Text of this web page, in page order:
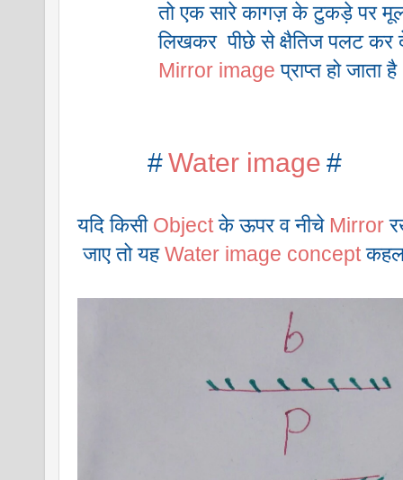
तो एक सारे कागज़ के टुकड़े पर मूल
लिखकर  पीछे से क्षैतिज पलट कर
Mirror image प्राप्त हो जाता है
#Water image #
यदि किसी Object के ऊपर व नीचे Mirror
जाए तो यह Water image concept